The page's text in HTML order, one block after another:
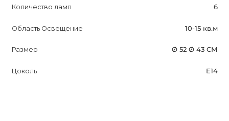
Количество ламп 6
Область Освещение 10-15 кв.м
Размер Ø 52 Ø 43 СМ
Цоколь E14